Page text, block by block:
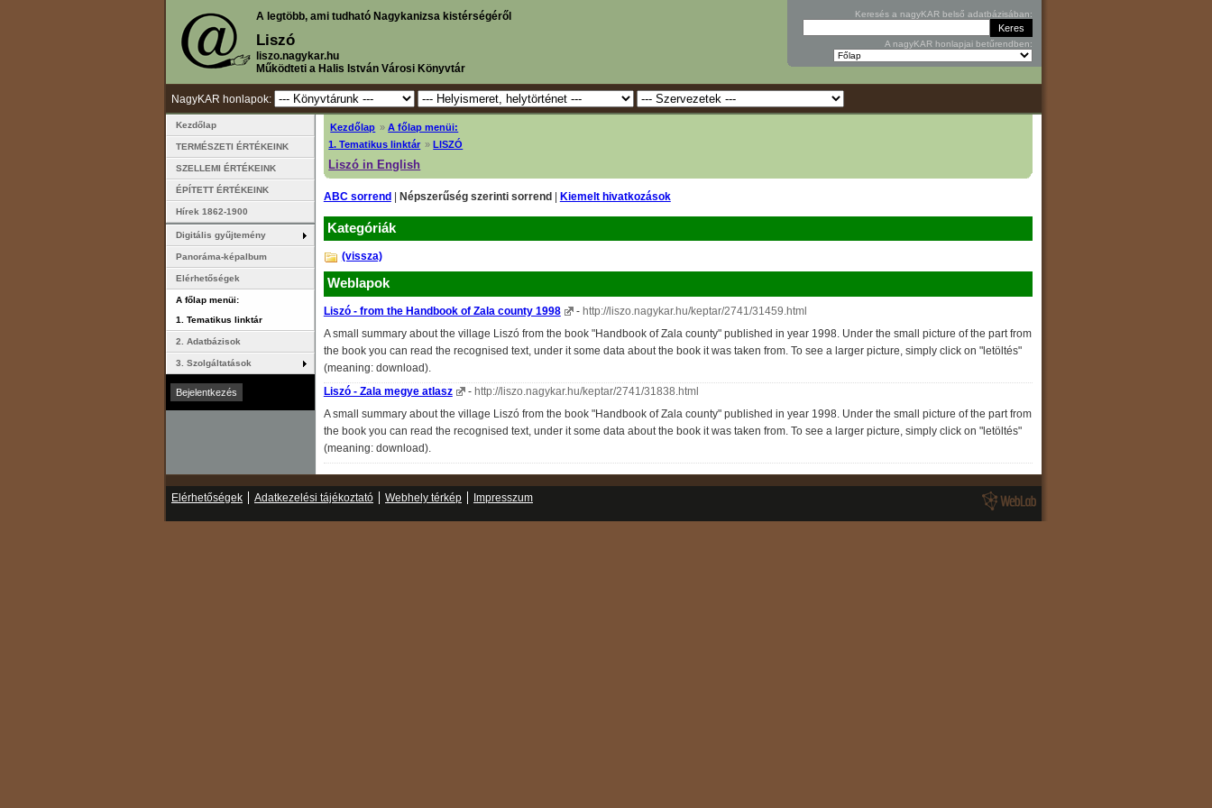
A legtöbb, ami tudható Nagykanizsa kistérségéről
Liszó
liszo.nagykar.hu
Működteti a Halis István Városi Könyvtár
Keresés a nagyKAR belső adatbázisában:
A nagyKAR honlapjai betűrendben:
NagyKAR honlapok:
Kezdőlap »A főlap menüi:
1. Tematikus linktár » LISZÓ
Liszó in English
ABC sorrend| Népszerűség szerinti sorrend| Kiemelt hivatkozások
Kategóriák
(vissza)
Weblapok
Liszó - from the Handbook of Zala county 1998 - http://liszo.nagykar.hu/keptar/2741/31459.html
A small summary about the village Liszó from the book "Handbook of Zala county" published in year 1998. Under the small picture of the part from
the book you can read the recognised text, under it some data about the book it was taken from. To see a larger picture, simply click on "letöltés"
(meaning: download).
Liszó - Zala megye atlasz
- http://liszo.nagykar.hu/keptar/2741/31838.html
A small summary about the village Liszó from the book "Handbook of Zala county" published in year 1998. Under the small picture of the part from
the book you can read the recognised text, under it some data about the book it was taken from. To see a larger picture, simply click on "letöltés"
(meaning: download).
Kezdőlap
TERMÉSZETI ÉRTÉKEINK
SZELLEMI ÉRTÉKEINK
ÉPÍTETT ÉRTÉKEINK
Hírek 1862-1900
Digitális gyűjtemény
Panoráma-képalbum
Elérhetőségek
A főlap menüi:
1. Tematikus linktár
2. Adatbázisok
3. Szolgáltatások
Elérhetőségek Adatkezelési tájékoztató Webhely térkép Impresszum